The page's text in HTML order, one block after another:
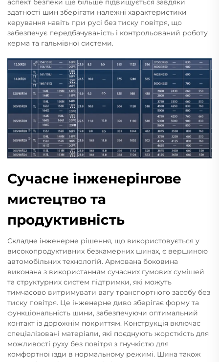
аспект безпеки ще більше підвищується завдяки
здатності шин зберігати належні характеристики
керування навіть при русі без тиску повітря, що
забезпечує передбачуваність і контрольований роботу
керма та гальмівної системи.
Сучасне інженерінгове
мистецтво та
продуктивність
Складне інженерне рішення, що використовується у
високопродуктивних безкамерних шинах, є вершиною
автомобільних технологій. Армована боковина
виконана з використанням сучасних гумових сумішей
та структурних систем підтримки, які можуть
тимчасово витримувати вагу транспортного засобу без
тиску повітря. Це інженерне диво зберігає форму та
функціональність шини, забезпечуючи оптимальний
контакт із дорожнім покриттям. Конструкція включає
спеціалізовані матеріали, які поєднують жорсткість для
можливості руху без повітря з гнучкістю для
комфортної їзди в нормальному режимі. Шина також